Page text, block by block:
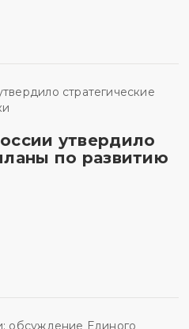
утвердило
по развитию